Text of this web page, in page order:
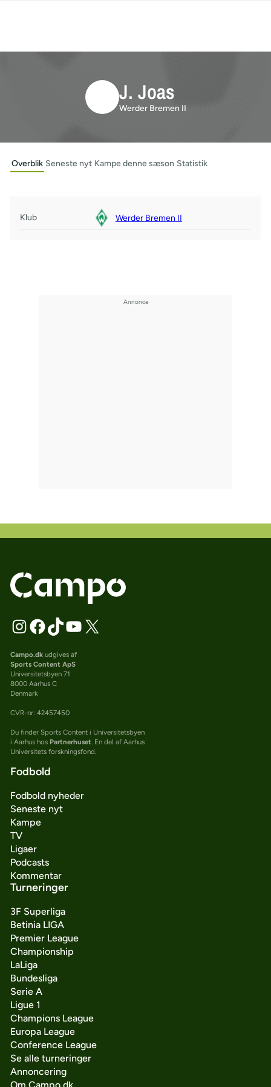
J. Joas
Werder Bremen II
Overblik Seneste nyt Kampe denne sæson Statistik
Klub Werder Bremen II
Campo.dkudgives af
Sports Content ApS
Universitetsbyen 71
8000 Aarhus C
Denmark
CVR-nr: 42457450
Du finder Sports Content i Universitetsbyen
i Aarhus hos Partnerhuset. En del af Aarhus
Universitets forskningsfond.
Fodbold
Fodbold nyheder
Seneste nyt
Kampe
TV
Ligaer
Podcasts
Kommentar
Turneringer
3F Superliga
Betinia LIGA
Premier League
Championship
LaLiga
Bundesliga
Serie A
Ligue 1
Champions League
Europa League
Conference League
Se alle turneringer
Annoncering